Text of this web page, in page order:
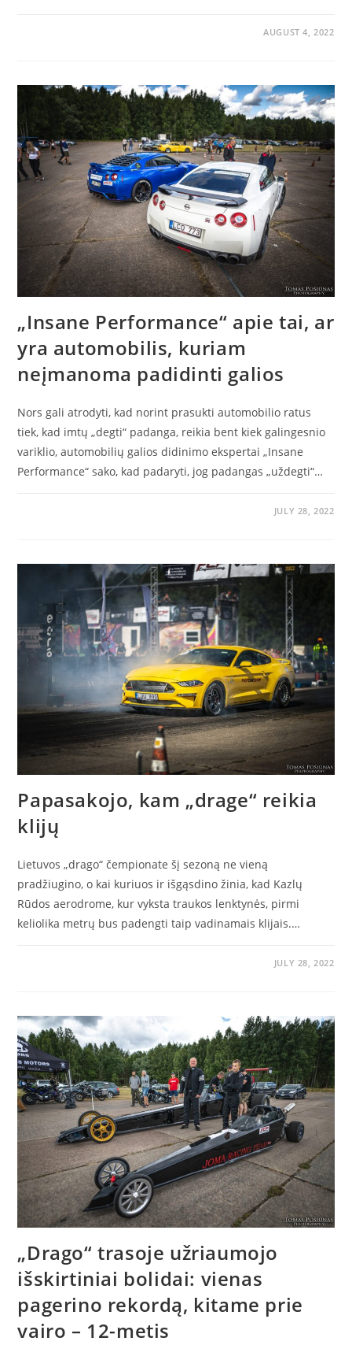
AUGUST 4, 2022
„Insane Performance“ apie tai, ar
yra automobilis, kuriam
neįmanoma padidinti galios
Nors gali atrodyti, kad norint prasukti automobilio ratus
tiek, kad imtų „degti“ padanga, reikia bent kiek galingesnio
variklio, automobilių galios didinimo ekspertai „Insane
Performance“ sako, kad padaryti, jog padangas „uždegti“…
JULY 28, 2022
Papasakojo, kam „drage“ reikia
klijų
Lietuvos „drago“ čempionate šį sezoną ne vieną
pradžiugino, o kai kuriuos ir išgąsdino žinia, kad Kazlų
Rūdos aerodrome, kur vyksta traukos lenktynės, pirmi
keliolika metrų bus padengti taip vadinamais klijais.…
JULY 28, 2022
„Drago“ trasoje užriaumojo
išskirtiniai bolidai: vienas
pagerino rekordą, kitame prie
vairo – 12-metis